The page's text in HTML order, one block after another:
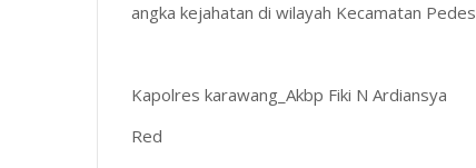
angka kejahatan di wilayah Kecamatan Pedes
Kapolres karawang_Akbp Fiki N Ardiansya
Red